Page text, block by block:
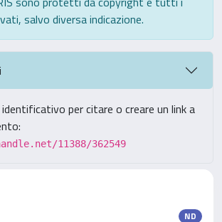
salvo diversa indicazione.
per citare o creare un link a
11388/362549
ND